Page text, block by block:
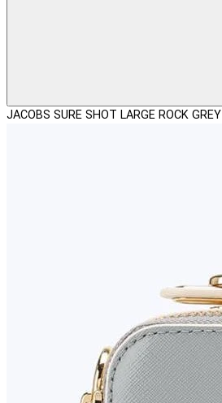
JACOBS SURE SHOT LARGE ROCK GREY